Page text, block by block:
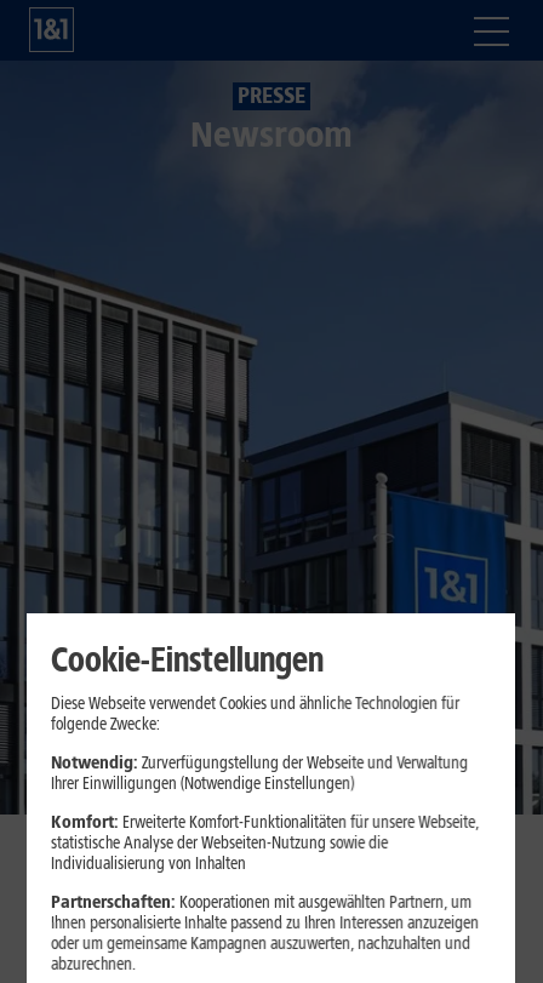
PRESSE
Newsroom
Suchen
Cookie-Einstellungen
Diese Webseite verwendet Cookies und ähnliche Technologien für
folgende Zwecke:
Notwendig: Zurverfügungstellung der Webseite und Verwaltung
Ihrer Einwilligungen (Notwendige Einstellungen)
Komfort: Erweiterte Komfort-Funktionalitäten für unsere Webseite,
statistische Analyse der Webseiten-Nutzung sowie die
Individualisierung von Inhalten
Partnerschaften: Kooperationen mit ausgewählten Partnern, um
Ihnen personalisierte Inhalte passend zu Ihren Interessen anzuzeigen
oder um gemeinsame Kampagnen auszuwerten, nachzuhalten und
abzurechnen.